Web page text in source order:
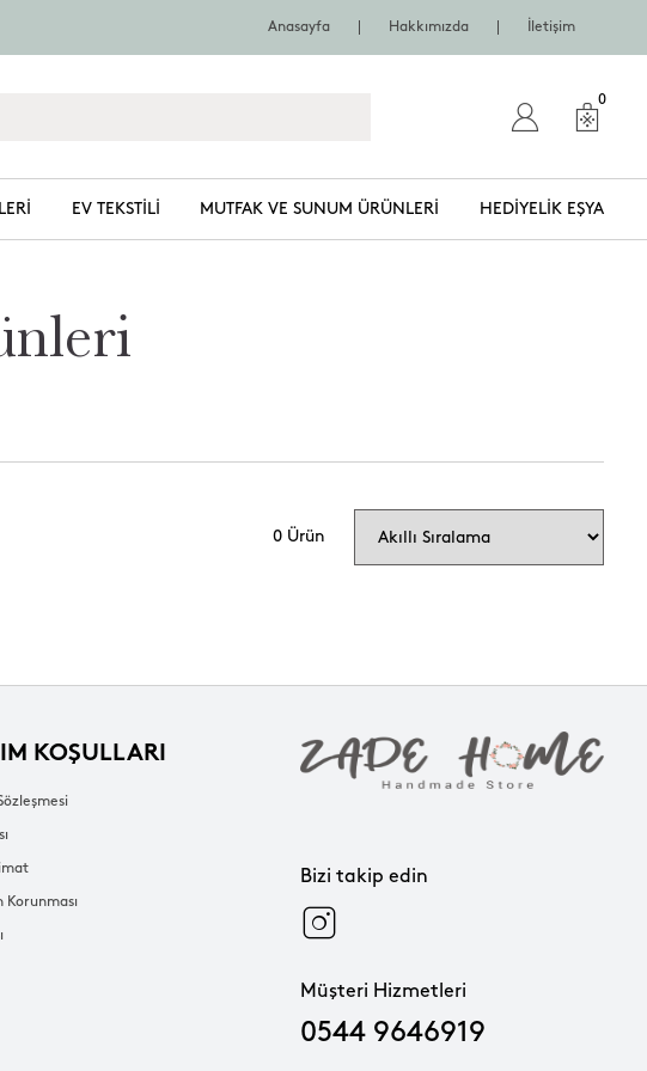
Anasayfa Hakkımızda İletişim
0
EV TEKSTILI MUTFAK VE SUNUM ÜRÜNLERI HEDIYELIK EŞYA
0 Ürün
Bizi takip edin
Müşteri Hizmetleri
0544 9646919
KOŞULLARI
Korunması